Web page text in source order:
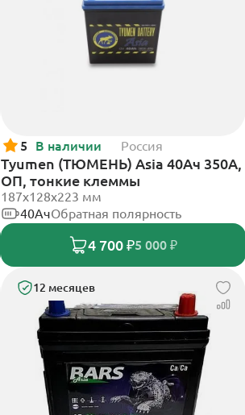
5 В наличии Россия
Tyumen (ТЮМЕНЬ) Asia 40Ач 350А,
ОП, тонкие клеммы
187х128х223 мм
40АчОбратная полярность
4 700 ₽5 000 ₽
12 месяцев